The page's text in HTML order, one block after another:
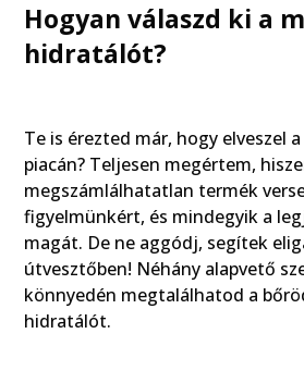
Hogyan válaszd ki a
hidratálót?
Te is érezted már, hogy elveszel
piacán? Teljesen megértem,
megszámlálhatatlan termék
figyelmünkért, és mindegyik a
magát. De ne aggódj, segítek
útvesztőben! Néhány alapvető
könnyedén megtalálhatod a
hidratálót.